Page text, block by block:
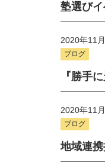
塾選び
2020年11
ブログ
『勝手
2020年11
ブログ
地域連